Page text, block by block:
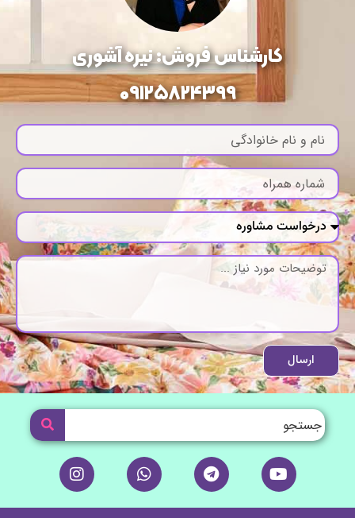
کارشناس فروش: نیره آشوری
09125824399
ارسال
Y
o
u
t
T
e
l
e
W
h
a
t
I
n
s
t